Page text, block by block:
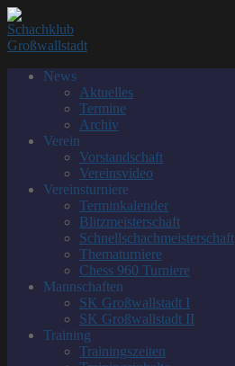
Zum
Inhalt
springen
Menü
Schließen
News
Aktuelles
Termine
Archiv
Verein
Vorstandschaft
Vereinsvideo
Vereinsturniere
Terminkalender
Blitzmeisterschaft
Schnellschachmeisterschaft
Thematurniere
Chess 960 Turniere
Mannschaften
SK Großwallstadt I
SK Großwallstadt II
Training
Trainingszeiten